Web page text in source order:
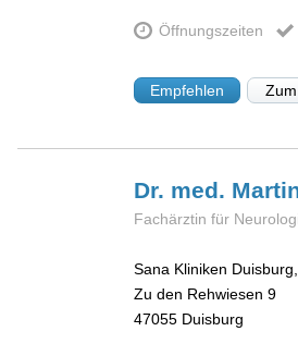
Öffnungszeiten
Empfehlen
Dr. med.
Fachärztin für
Sana Kliniken
Zu den Rehwiesen 9
47055 Duisburg